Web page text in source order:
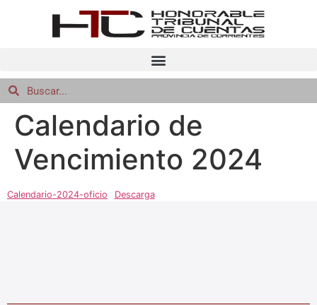
Calendario de
Vencimiento 2024
Calendario-2024-oficio Descarga